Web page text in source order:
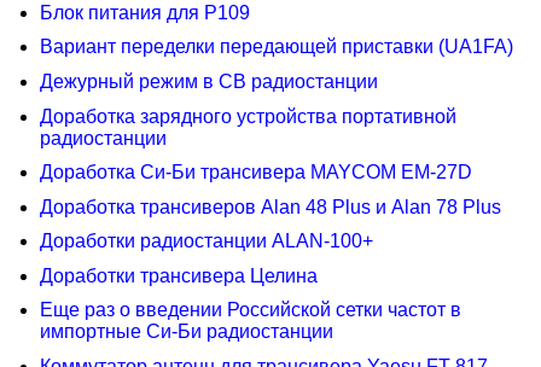
Блок питания для Р109
Вариант переделки передающей приставки (UA1FA)
Дежурный режим в СВ радиостанции
Доработка зарядного устройства портативной
радиостанции
Доработка Си-Би трансивера MAYCOM EM-27D
Доработка трансиверов Alan 48 Plus и Alan 78 Plus
Доработки радиостанции ALAN-100+
Доработки трансивера Целина
Еще раз о введении Российской сетки частот в
импортные Си-Би радиостанции